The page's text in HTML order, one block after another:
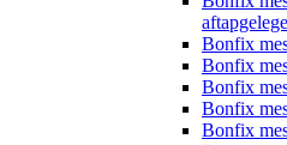
Bonfix
Bonfix
Bonfix
Bonfix
Bonfix